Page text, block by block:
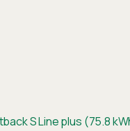
S Line plus (75.8